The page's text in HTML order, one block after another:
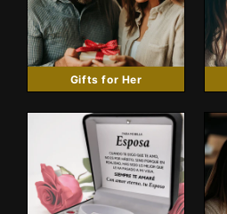
Gifts for Her